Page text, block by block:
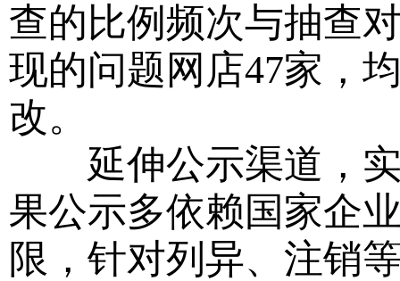
查的比例频次与抽查
现的问题网店47家，
改。
延伸公示渠道，实
果公示多依赖国家企
限，针对列异、注销